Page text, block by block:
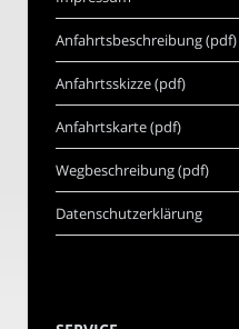
Anfahrtsbeschreibung (pdf)
Anfahrtsskizze (pdf)
Anfahrtskarte (pdf)
Wegbeschreibung (pdf)
Datenschutzerklärung